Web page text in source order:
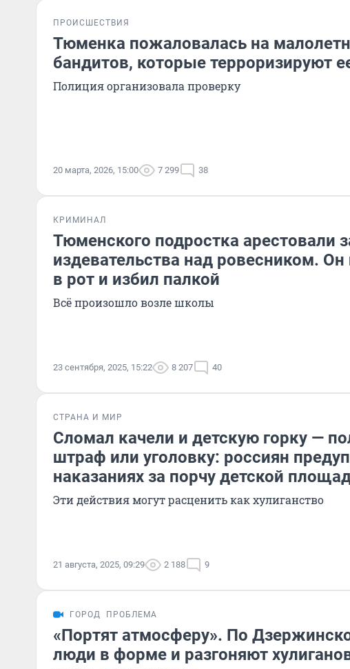
ПРОИСШЕСТВИЯ
Тюменка пожаловалась на
бандитов, которые терроризируют
Полиция организовала проверку
20 марта, 2026, 15:00 7 299 38
КРИМИНАЛ
Тюменского подростка арестовали
издевательства над ровесником.
в рот и избил палкой
Всё произошло возле школы
23 сентября, 2025, 15:22 8 207 40
СТРАНА И МИР
Сломал качели и детскую горку —
штраф или уголовку: россиян
наказаниях за порчу детской
Эти действия могут расценить как хулиганство
21 августа, 2025, 09:29 2 188 9
ГОРОД ПРОБЛЕМА
«Портят атмосферу». По
люди в форме и разгоняют